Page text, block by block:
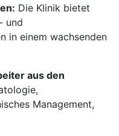
Die Klinik bietet
und
in einem wachsenden
aus den
Management,